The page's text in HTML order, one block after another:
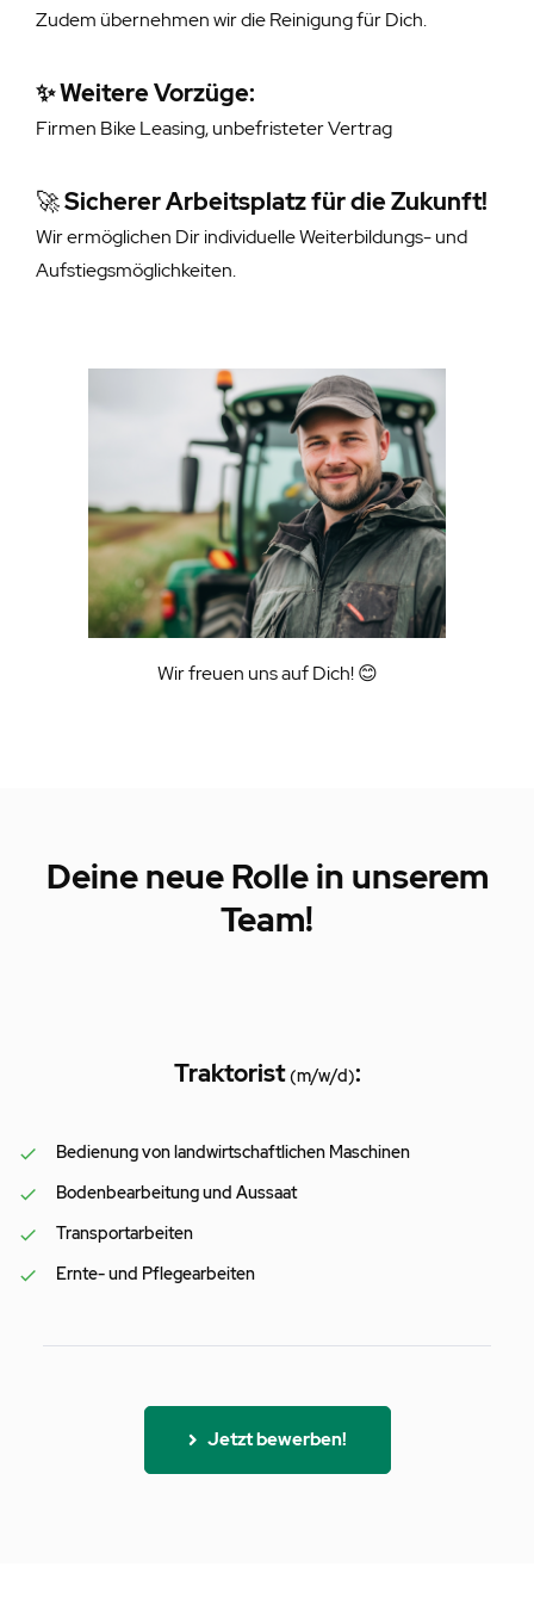
Zudem übernehmen wir die Reinigung für Dich.
✨ Weitere Vorzüge:
Firmen Bike Leasing, unbefristeter Vertrag
🚀Sicherer Arbeitsplatz für die Zukunft!
Wir ermöglichen Dir individuelle Weiterbildungs- und
Aufstiegsmöglichkeiten.
Wir freuen uns auf Dich! 😊
Deine neue Rolle in unserem
Team!
Traktorist(m/w/d):
Bedienung von landwirtschaftlichen Maschinen
Bodenbearbeitung und Aussaat
Transportarbeiten
Ernte- und Pflegearbeiten
Jetzt bewerben!